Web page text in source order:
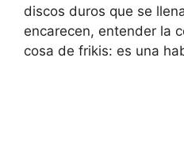
discos duros que se
encarecen, entender la
cosa de frikis: es una